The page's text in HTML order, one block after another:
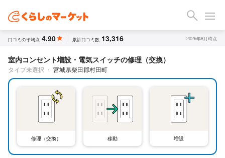
口コミの平均点 4.90 累計口コミ数 13,316 2026年8月時点
室内コンセント増設・電気スイッチの修理（交換）
タイプ未選択 ・ 宮城県柴田郡村田町
修理（交換） 移動 増設